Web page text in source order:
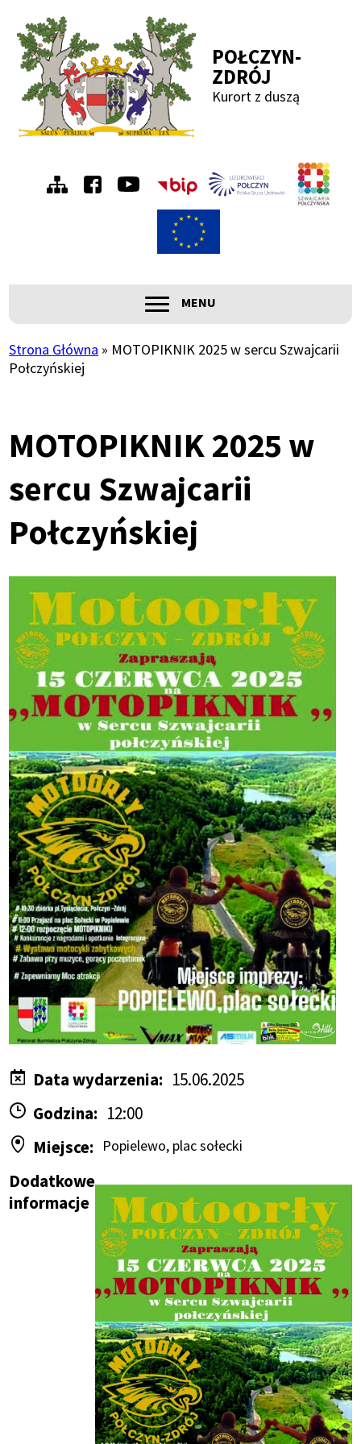
Przejdź
do
menu
Przejdź
do
treści
Przejdź
do
wyszukiwania
Przejdź
do
stopki
POŁCZYN-
ZDRÓJ
Kurort z duszą
Menu
prawe
Główna
nawigacja
ROZWIŃ
MENU
Ścieżka
Strona Główna
MOTOPIKNIK 2025 w sercu Szwajcarii
Połczyńskiej
MOTOPIKNIK 2025 w
sercu Szwajcarii
Połczyńskiej
Data wydarzenia
15.06.2025
Godzina
12:00
Miejsce
Popielewo, plac sołecki
Dodatkowe
informacje